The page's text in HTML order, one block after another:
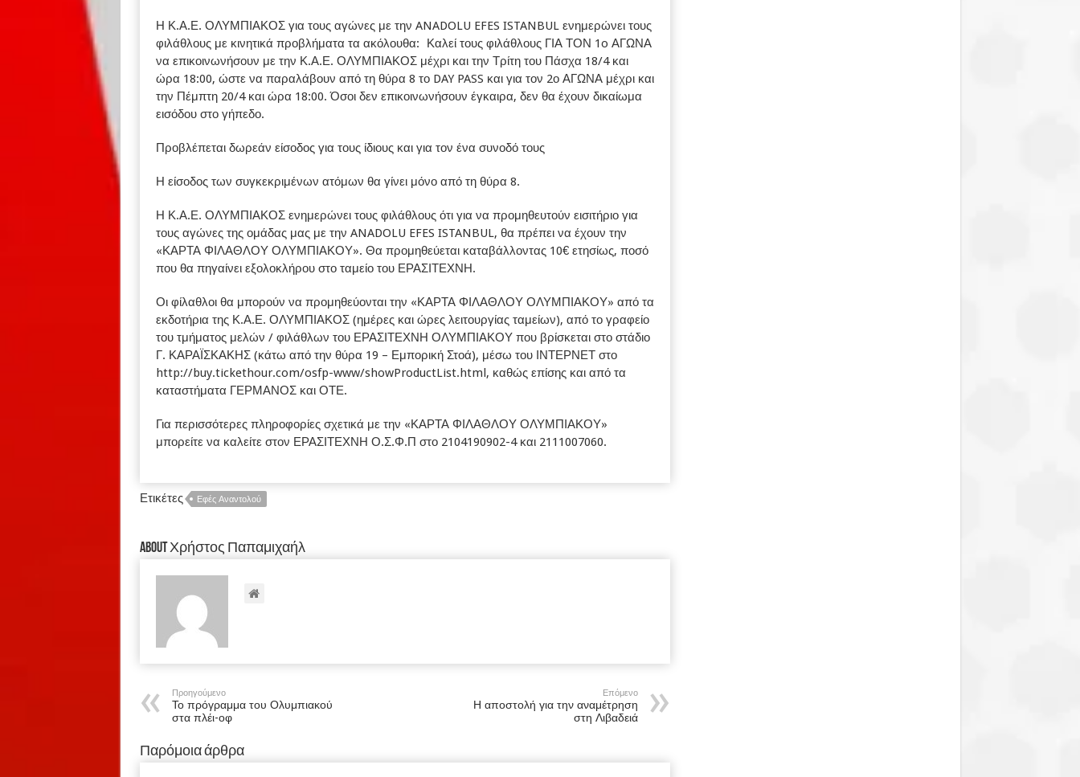
Η Κ.Α.Ε. ΟΛΥΜΠΙΑΚΟΣ για τους αγώνες με την ANADOLU EFES ISTANBUL ενημερώνει τους
φιλάθλους με κινητικά προβλήματα τα ακόλουθα: Καλεί τους φιλάθλους ΓΙΑ ΤΟΝ 1o ΑΓΩΝΑ
να επικοινωνήσουν με την Κ.Α.Ε. ΟΛΥΜΠΙΑΚΟΣ μέχρι και την Τρίτη του Πάσχα 18/4 και
ώρα 18:00, ώστε να παραλάβουν από τη θύρα 8 το DAY PASS και για τον 2ο ΑΓΩΝΑ μέχρι και
την Πέμπτη 20/4 και ώρα 18:00. Όσοι δεν επικοινωνήσουν έγκαιρα, δεν θα έχουν δικαίωμα
εισόδου στο γήπεδο.
Προβλέπεται δωρεάν είσοδος για τους ίδιους και για τον ένα συνοδό τους
Η είσοδος των συγκεκριμένων ατόμων θα γίνει μόνο από τη θύρα 8.
Η Κ.Α.Ε. ΟΛΥΜΠΙΑΚΟΣ ενημερώνει τους φιλάθλους ότι για να προμηθευτούν εισιτήριο για
τους αγώνες της ομάδας μας με την ANADOLU EFES ISTANBUL, θα πρέπει να έχουν την
«ΚΑΡΤΑ ΦΙΛΑΘΛΟΥ ΟΛΥΜΠΙΑΚΟΥ». Θα προμηθεύεται καταβάλλοντας 10€ ετησίως, ποσό
που θα πηγαίνει εξολοκλήρου στο ταμείο του ΕΡΑΣΙΤΕΧΝΗ.
Οι φίλαθλοι θα μπορούν να προμηθεύονται την «ΚΑΡΤΑ ΦΙΛΑΘΛΟΥ ΟΛΥΜΠΙΑΚΟΥ» από τα
εκδοτήρια της Κ.Α.Ε. ΟΛΥΜΠΙΑΚΟΣ (ημέρες και ώρες λειτουργίας ταμείων), από το γραφείο
του τμήματος μελών / φιλάθλων του ΕΡΑΣΙΤΕΧΝΗ ΟΛΥΜΠΙΑΚΟΥ που βρίσκεται στο στάδιο
Γ. ΚΑΡΑΪΣΚΑΚΗΣ (κάτω από την θύρα 19 – Εμπορική Στοά), μέσω του ΙΝΤΕΡΝΕΤ στο
http://buy.tickethour.com/osfp-www/showProductList.html, καθώς επίσης και από τα
καταστήματα ΓΕΡΜΑΝΟΣ και ΟΤΕ.
Για περισσότερες πληροφορίες σχετικά με την «ΚΑΡΤΑ ΦΙΛΑΘΛΟΥ ΟΛΥΜΠΙΑΚΟΥ»
μπορείτε να καλείτε στον ΕΡΑΣΙΤΕΧΝΗ Ο.Σ.Φ.Π στο 2104190902-4 και 2111007060.
Ετικέτες Εφές Αναντολού
About Χρήστος Παπαμιχαήλ
Προηγούμενο
Το πρόγραμμα του Ολυμπιακού
στα πλέι-οφ
Επόμενο
Η αποστολή για την αναμέτρηση
στη Λιβαδειά
Παρόμοια άρθρα